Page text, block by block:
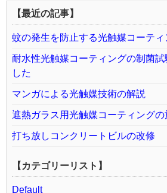
【最近の記事】
蚊の発生を防止する光触媒コーティ
耐水性光触媒コーティングの制菌試
した
マンガによる光触媒技術の解説
遮熱ガラス用光触媒コーティングの
打ち放しコンクリートビルの改修
【カテゴリーリスト】
Default